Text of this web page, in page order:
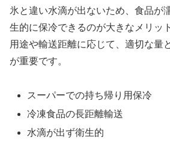
氷と違い水滴が出ないため、食品が
生的に保冷できるのが大きなメリッ
用途や輸送距離に応じて、適切な量
が重要です。
スーパーでの持ち帰り用保冷
冷凍食品の長距離輸送
水滴が出ず衛生的